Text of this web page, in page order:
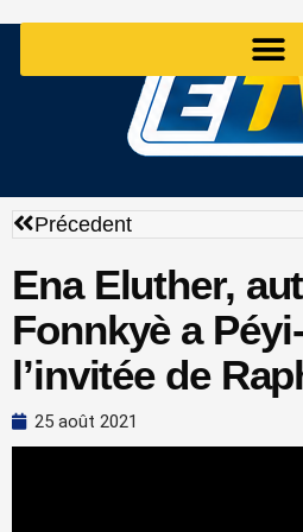
Précédent
Précedent
Ena Eluther,
Fonnkyè a
l’invitée de
25 août 2021